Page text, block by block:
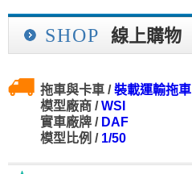
SHOP 線上購物
拖車與卡車 /裝載運輸拖車
模型廠商 /WSI
實車廠牌 / DAF
模型比例 / 1/50